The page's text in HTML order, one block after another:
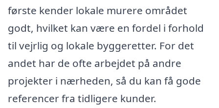
første kender lokale murere området
godt, hvilket kan være en fordel i forhold
til vejrlig og lokale byggeretter. For det
andet har de ofte arbejdet på andre
projekter i nærheden, så du kan få gode
referencer fra tidligere kunder.